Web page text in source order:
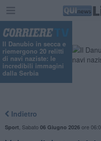
Il Danubio in secca e
riemergono 20 relitti
di navi naziste: le
incredibili immagini
dalla Serbia
Indietro
Sport Sabato 06 Giugno 2026ore